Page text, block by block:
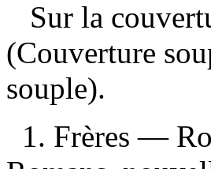
Sur la
(Couverture
souple).
1. Frères —